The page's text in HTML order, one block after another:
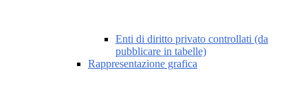
Enti di diritto privato controllati (da
pubblicare in tabelle)
Rappresentazione grafica